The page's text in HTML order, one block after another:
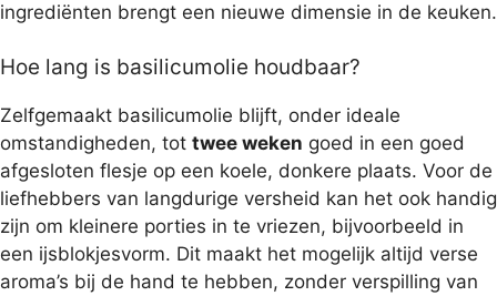
ingrediënten brengt een nieuwe dimensie in de keuken.
Hoe lang is basilicumolie houdbaar?
Zelfgemaakt basilicumolie blijft, onder ideale
omstandigheden, tot twee weken goed in een goed
afgesloten flesje op een koele, donkere plaats. Voor de
liefhebbers van langdurige versheid kan het ook handig
zijn om kleinere porties in te vriezen, bijvoorbeeld in
een ijsblokjesvorm. Dit maakt het mogelijk altijd verse
aroma’s bij de hand te hebben, zonder verspilling van